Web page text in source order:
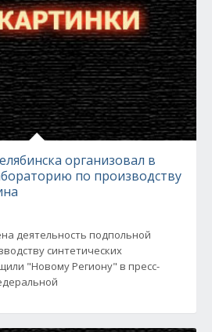
организовал в
по производству
деятельность подпольной
синтетических
"Новому Региону" в пресс-